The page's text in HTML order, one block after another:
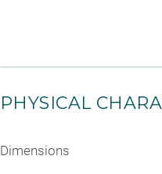
PHYSICAL
Dimensions